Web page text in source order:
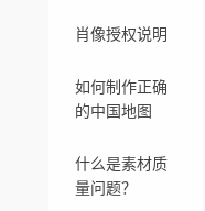
肖像授权说明
如何制作正确
的中国地图
什么是素材质
量问题？